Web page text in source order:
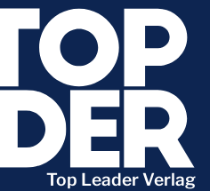
Top Leader Verlag